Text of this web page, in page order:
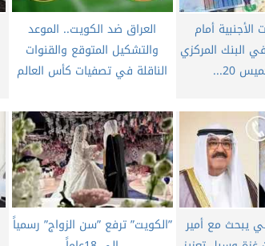
الأجنبية أمام
البنك المركزي
20...
العراق ضد الكويت.. الموعد
والتشكيل المتوقع والقنوات
الناقلة في تصفيات كأس العالم
يبحث مع أمير
”الكويت” ترفع ”سن الزواج” رسمياً